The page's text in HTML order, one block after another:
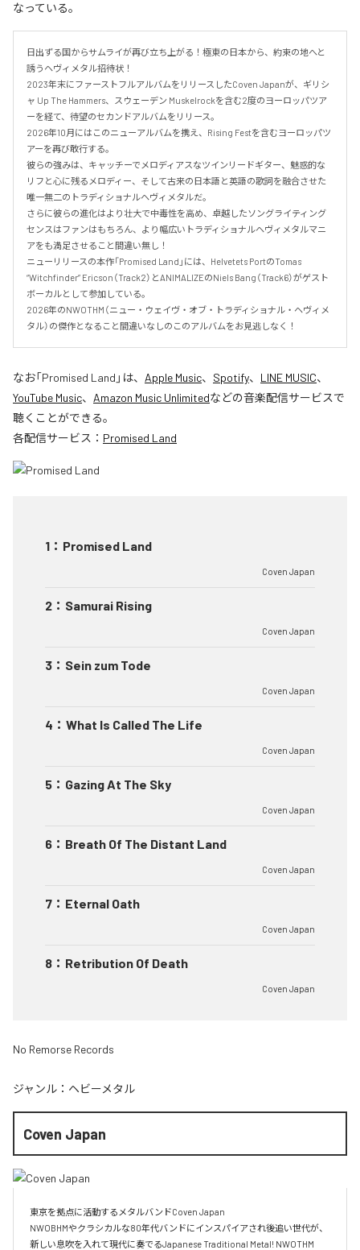
なっている。
日出ずる国からサムライが再び立ち上がる！極東の日本から、約束の地へと
誘うヘヴィメタル招待状！
2023年末にファーストフルアルバムをリリースしたCoven Japanが、ギリシ
ャ Up The Hammers、スウェーデン Muskelrockを含む2度のヨーロッパツア
ーを経て、待望のセカンドアルバムをリリース。
2026年10月にはこのニューアルバムを携え、Rising Festを含むヨーロッパツ
アーを再び敢行する。
彼らの強みは、キャッチーでメロディアスなツインリードギター、魅惑的な
リフと心に残るメロディー、そして古来の日本語と英語の歌詞を融合させた
唯一無二のトラディショナルヘヴィメタルだ。
さらに彼らの進化はより壮大で中毒性を高め、卓越したソングライティング
センスはファンはもちろん、より幅広いトラディショナルヘヴィメタルマニ
アをも満足させること間違い無し！
ニューリリースの本作「Promised Land」には、Helvetets PortのTomas
“Witchfinder” Ericson（Track2）とANIMALIZEのNiels Bang（Track6）がゲスト
ボーカルとして参加している。
2026年のNWOTHM（ニュー・ウェイヴ・オブ・トラディショナル・ヘヴィメ
タル）の傑作となること間違いなしのこのアルバムをお見逃しなく！
なお「Promised Land 」は、 Apple Music、 Spotify、 LINE MUSIC、
YouTube Music、 Amazon Music Unlimitedなどの音楽配信サービスで
聴くことができる。
各配信サービス： Promised Land
1 ： Promised Land
Coven Japan
2 ： Samurai Rising
Coven Japan
3 ： Sein zum Tode
Coven Japan
4 ： What Is Called The Life
Coven Japan
5 ： Gazing At The Sky
Coven Japan
6 ： Breath Of The Distant Land
Coven Japan
7 ： Eternal Oath
Coven Japan
8 ： Retribution Of Death
Coven Japan
No Remorse Records
ジャンル： ヘビーメタル
Coven Japan
東京を拠点に活動するメタルバンドCoven Japan
NWOBHMやクラシカルな80年代バンドにインスパイアされ後追い世代が、
新しい息吹を入れて現代に奏でるJapanese Traditional Metal! NWOTHM